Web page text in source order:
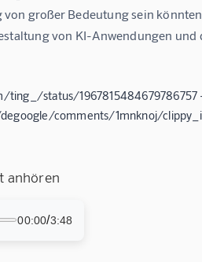
großer Bedeutung sein
von KI-Anwendungen
ting_/status/1967815484679786757
comments/1mnknoj/
anhören
00:00/3:48